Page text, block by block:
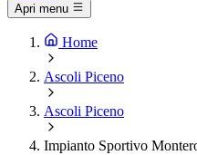
Apri menu
Home
Ascoli Piceno
Ascoli Piceno
Impianto Sportivo